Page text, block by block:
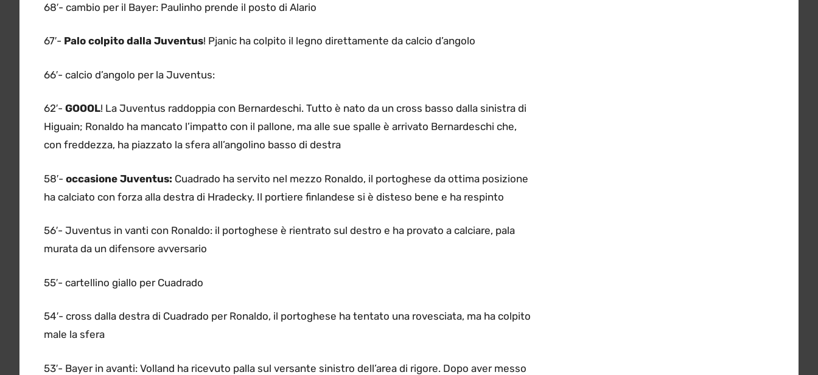
68′- cambio per il Bayer: Paulinho prende il posto di Alario
67′- Palo colpito dalla Juventus! Pjanic ha colpito il legno direttamente da calcio d’angolo
66′- calcio d’angolo per la Juventus:
62′- GOOOL! La Juventus raddoppia con Bernardeschi. Tutto è nato da un cross basso dalla sinistra di
Higuain; Ronaldo ha mancato l’impatto con il pallone, ma alle sue spalle è arrivato Bernardeschi che,
con freddezza, ha piazzato la sfera all’angolino basso di destra
58′- occasione Juventus: Cuadrado ha servito nel mezzo Ronaldo, il portoghese da ottima posizione
ha calciato con forza alla destra di Hradecky. Il portiere finlandese si è disteso bene e ha respinto
56′- Juventus in vanti con Ronaldo: il portoghese è rientrato sul destro e ha provato a calciare, pala
murata da un difensore avversario
55′- cartellino giallo per Cuadrado
54′- cross dalla destra di Cuadrado per Ronaldo, il portoghese ha tentato una rovesciata, ma ha colpito
male la sfera
53′- Bayer in avanti: Volland ha ricevuto palla sul versante sinistro dell’area di rigore. Dopo aver messo